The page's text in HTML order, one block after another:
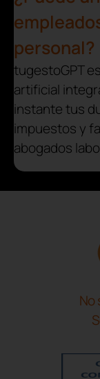
personal?
tugestoGPT
artificial
instante tus
impuestos y
abogados
No